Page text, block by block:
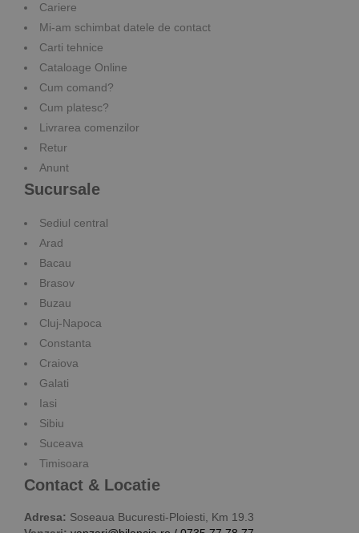
Cariere
Mi-am schimbat datele de contact
Carti tehnice
Cataloage Online
Cum comand?
Cum platesc?
Livrarea comenzilor
Retur
Anunt
Sucursale
Sediul central
Arad
Bacau
Brasov
Buzau
Cluj-Napoca
Constanta
Craiova
Galati
Iasi
Sibiu
Suceava
Timisoara
Contact & Locatie
Adresa: Soseaua Bucuresti-Ploiesti, Km 19.3